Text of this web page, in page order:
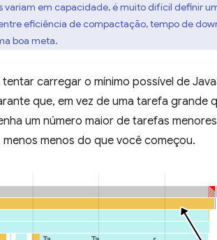
variam em capacidade, é muito difícil definir
eficiência de compactação, tempo de
boa meta.
carregar o mínimo possível de
que, em vez de uma tarefa grande
um número maior de tarefas
menos do que você começou.